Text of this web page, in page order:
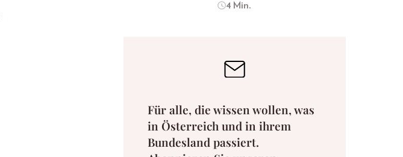
4 Min.
Für alle, die wissen wollen, was
in Österreich und in ihrem
Bundesland passiert.